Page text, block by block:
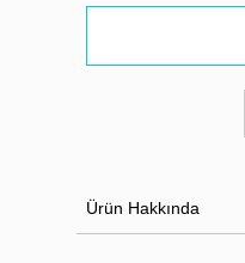
Ürün Hakkında